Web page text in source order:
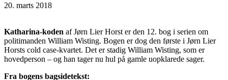
20. marts 2018
Katharina-koden af Jørn Lier Horst er den 12. bog i serien om
politimanden William Wisting. Bogen er dog den første i Jørn Lier
Horsts cold case-kvartet. Det er stadig William Wisting, som er
hovedperson – og han tager nu hul på gamle uopklarede sager.
Fra bogens bagsidetekst: